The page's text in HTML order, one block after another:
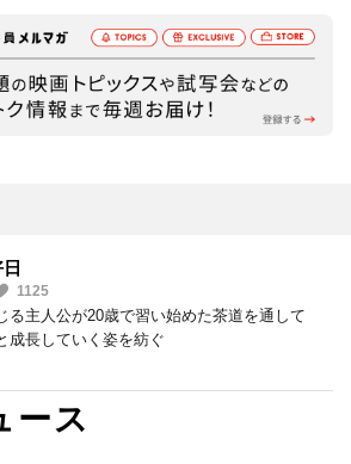
1125
る主人公が20歳で習い始めた茶道を通して
成長していく姿を紡ぐ
ース